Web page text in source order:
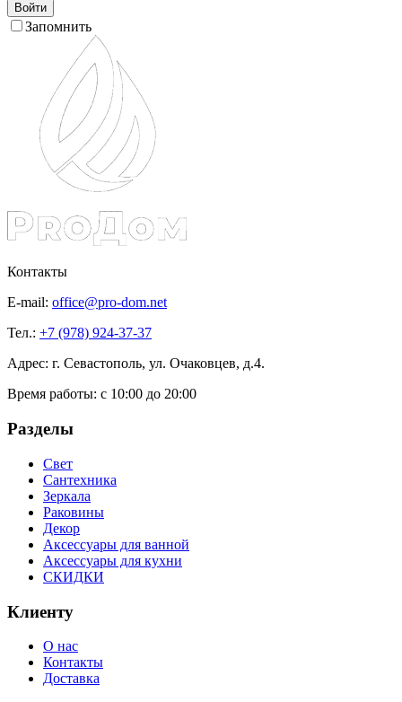
Войти
Запомнить
Контакты
E-mail: office@pro-dom.net
Тел.: +7 (978) 924-37-37
Адрес: г. Севастополь, ул. Очаковцев, д.4.
Время работы: с 10:00 до 20:00
Разделы
Свет
Сантехника
Зеркала
Раковины
Декор
Аксессуары для ванной
Аксессуары для кухни
СКИДКИ
Клиенту
О нас
Контакты
Доставка